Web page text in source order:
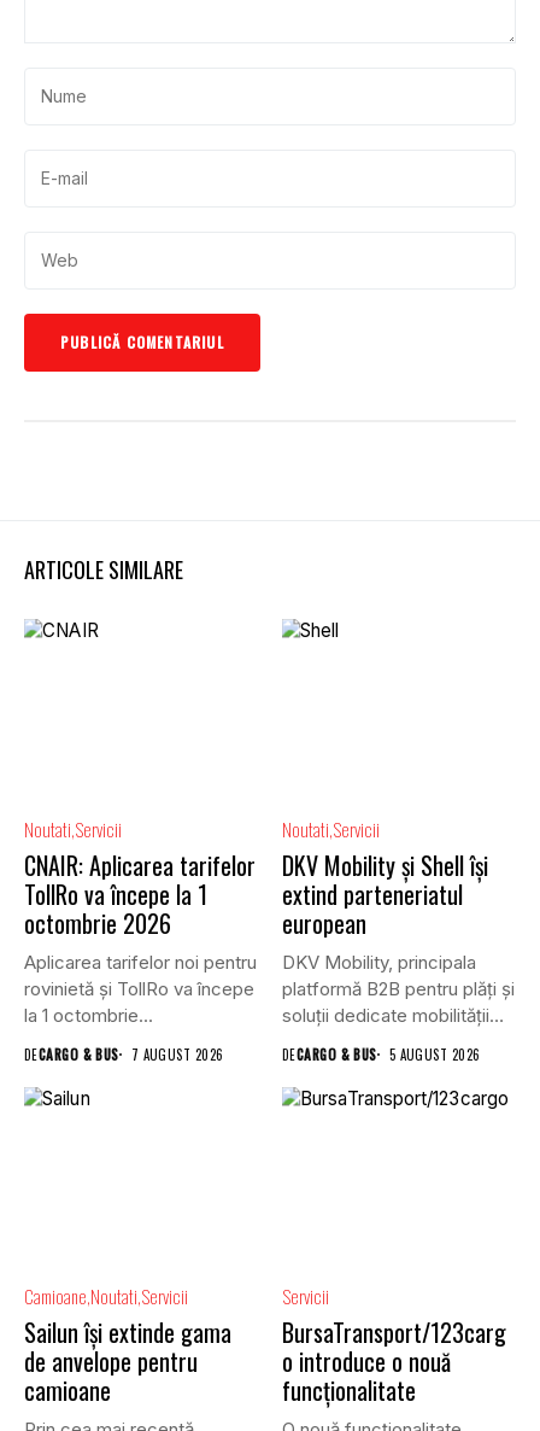
ARTICOLE SIMILARE
Noutati Servicii
CNAIR: Aplicarea tarifelor
TollRo va începe la 1
octombrie 2026
Aplicarea tarifelor noi pentru
rovinietă și TollRo va începe
la 1 octombrie...
DECARGO & BUS 7 AUGUST 2026
Noutati Servicii
DKV Mobility și Shell își
extind parteneriatul
european
DKV Mobility, principala
platformă B2B pentru plăți și
soluții dedicate mobilității
DECARGO & BUS 5 AUGUST 2026
Camioane Noutati Servicii
Sailun își extinde gama
de anvelope pentru
camioane
Servicii
BursaTransport/123carg
o introduce o nouă
funcționalitate